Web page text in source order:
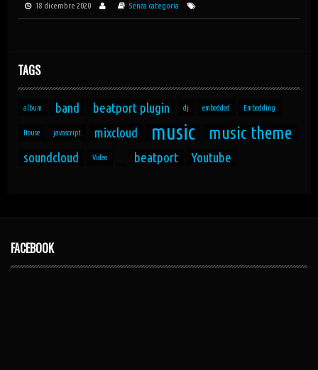
18 dicembre 2020 Senza categoria
TAGS
album band beatport plugin dj embedded Embedding
House javascript mixcloud music music theme
soundcloud Video beatport Youtube
FACEBOOK